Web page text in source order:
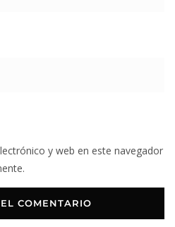
y web en este navegador